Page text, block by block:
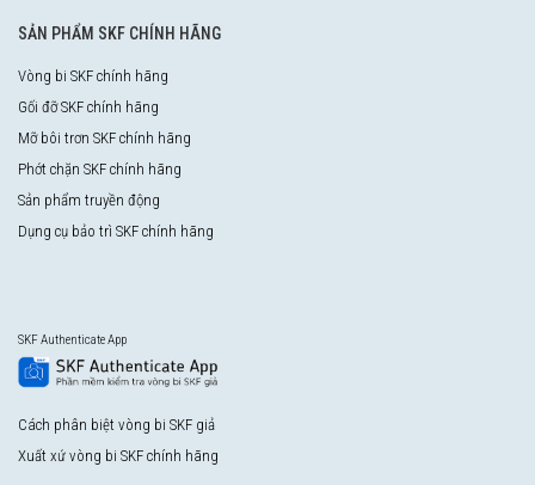
SẢN PHẨM SKF CHÍNH HÃNG
Vòng bi SKF chính hãng
Gối đỡ SKF chính hãng
Mỡ bôi trơn SKF chính hãng
Phớt chặn SKF chính hãng
Sản phẩm truyền động
Dụng cụ bảo trì SKF chính hãng
SKF Authenticate App
Cách phân biệt vòng bi SKF giả
Xuất xứ vòng bi SKF chính hãng